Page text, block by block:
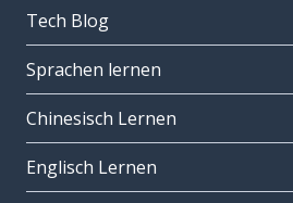
Tech Blog
Sprachen lernen
Chinesisch Lernen
Englisch Lernen